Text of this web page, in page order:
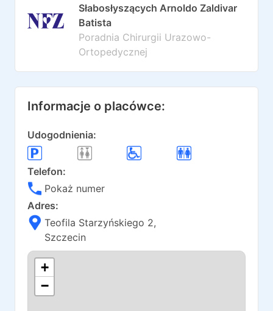
Słabosłyszących Arnoldo Zaldivar
Batista
Poradnia Chirurgii Urazowo-
Ortopedycznej
Informacje o placówce:
Udogodnienia:
Telefon:
Pokaż numer
Adres:
Teofila Starzyńskiego 2,
Szczecin
+
−